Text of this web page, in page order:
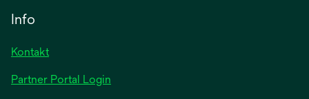
Info
Kontakt
Partner Portal Login